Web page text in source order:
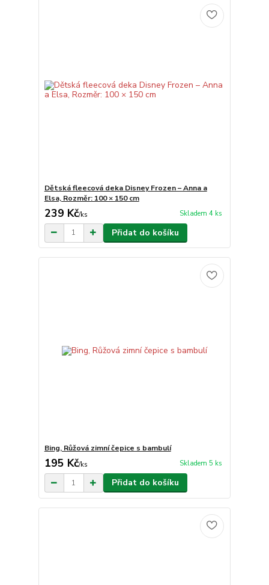
Dětská fleecová deka Disney Frozen – Anna a
Elsa, Rozměr: 100 × 150 cm
239 Kč/ks Skladem 4 ks
Přidat do košíku
Bing, Růžová zimní čepice s bambulí
195 Kč/ks Skladem 5 ks
Přidat do košíku